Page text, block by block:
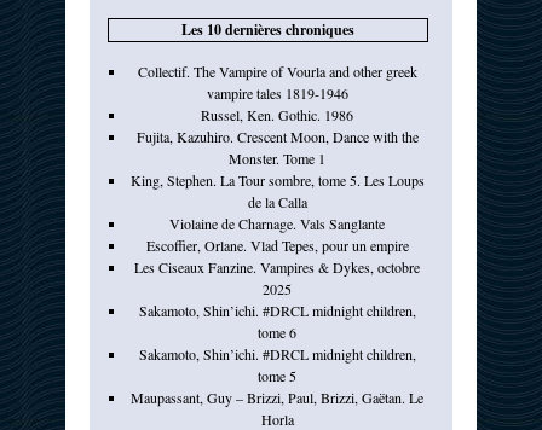
Les 10 dernières chroniques
Collectif. The Vampire of Vourla and other greek
vampire tales 1819-1946
Russel, Ken. Gothic. 1986
Fujita, Kazuhiro. Crescent Moon, Dance with the
Monster. Tome 1
King, Stephen. La Tour sombre, tome 5. Les Loups
de la Calla
Violaine de Charnage. Vals Sanglante
Escoffier, Orlane. Vlad Tepes, pour un empire
Les Ciseaux Fanzine. Vampires & Dykes, octobre
2025
Sakamoto, Shin’ichi. #DRCL midnight children,
tome 6
Sakamoto, Shin’ichi. #DRCL midnight children,
tome 5
Maupassant, Guy – Brizzi, Paul, Brizzi, Gaëtan. Le
Horla